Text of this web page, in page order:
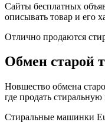
Сайты бесплатных
описывать товар и его
Отлично продаются
Обмен старой
Новшество обмена
где продать
Стиральные машинки